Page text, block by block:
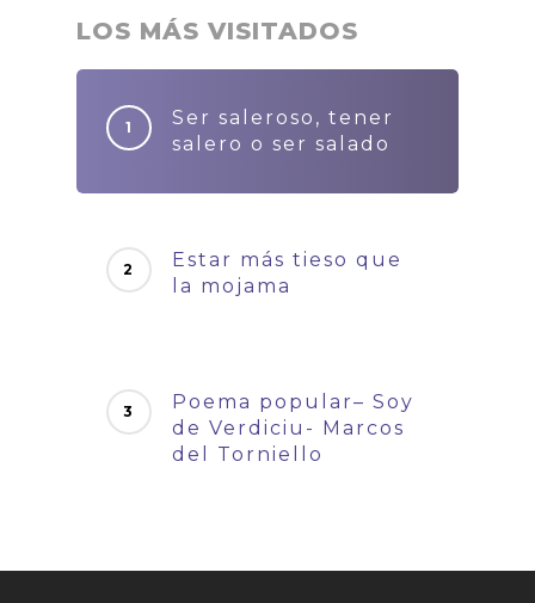
LOS MÁS VISITADOS
Ser saleroso, tener
salero o ser salado
Estar más tieso que
la mojama
Poema popular– Soy
de Verdiciu- Marcos
del Torniello